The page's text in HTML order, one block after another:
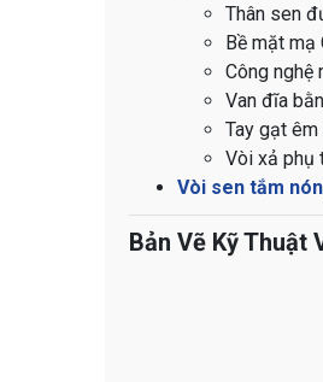
Thân sen
Bề mặt mạ
Công nghệ
Van đĩa
Tay gạt
Vòi xả phụ
Vòi sen tắm
Bản Vẽ Kỹ Thuật